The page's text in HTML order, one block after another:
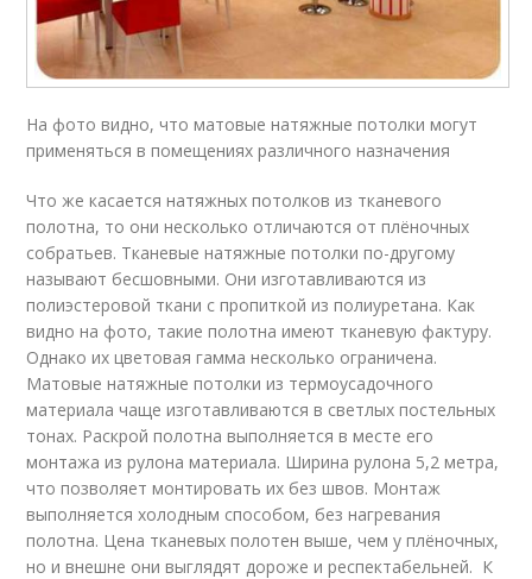
На фото видно, что матовые натяжные потолки могут
применяться в помещениях различного назначения
Что же касается натяжных потолков из тканевого
полотна, то они несколько отличаются от плёночных
собратьев. Тканевые натяжные потолки по-другому
называют бесшовными. Они изготавливаются из
полиэстеровой ткани с пропиткой из полиуретана. Как
видно на фото, такие полотна имеют тканевую фактуру.
Однако их цветовая гамма несколько ограничена.
Матовые натяжные потолки из термоусадочного
материала чаще изготавливаются в светлых постельных
тонах. Раскрой полотна выполняется в месте его
монтажа из рулона материала. Ширина рулона 5,2 метра,
что позволяет монтировать их без швов. Монтаж
выполняется холодным способом, без нагревания
полотна. Цена тканевых полотен выше, чем у плёночных,
но и внешне они выглядят дороже и респектабельней. К